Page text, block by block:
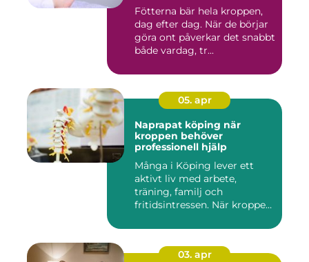
Fötterna bär hela kroppen,
dag efter dag. När de börjar
göra ont påverkar det snabbt
både vardag, tr...
05. apr
Naprapat köping när
kroppen behöver
professionell hjälp
Många i Köping lever ett
aktivt liv med arbete,
träning, familj och
fritidsintressen. När kroppen
03. apr